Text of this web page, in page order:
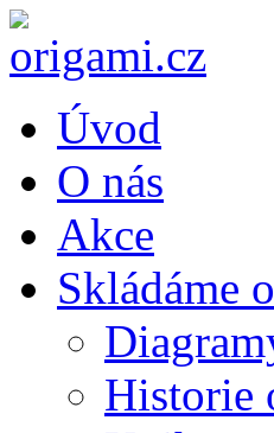
Úvod
O nás
Akce
Skládáme
Historie